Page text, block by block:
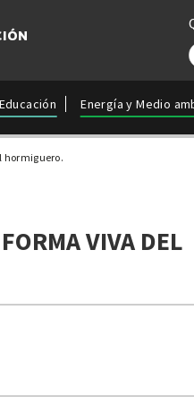
Educación Energía y Medio
hormiguero.
VIVA DEL